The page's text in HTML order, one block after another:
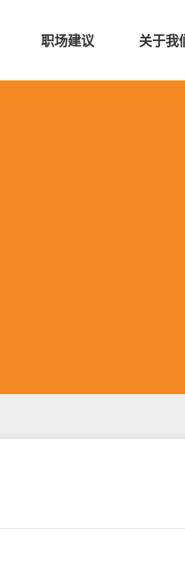
职场建议 关于我